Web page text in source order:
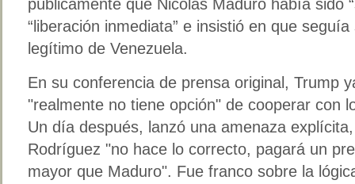
públicamente que Nicolás Maduro había sido
“liberación inmediata” e insistió en que
legítimo de Venezuela.
En su conferencia de prensa original, Trump
"realmente no tiene opción" de cooperar con
Un día después, lanzó una amenaza
Rodríguez "no hace lo correcto, pagará un
mayor que Maduro". Fue franco sobre la